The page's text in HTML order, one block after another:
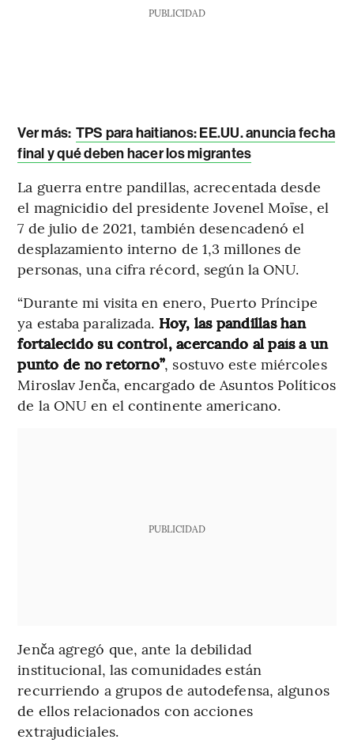
PUBLICIDAD
Ver más: TPS para haitianos: EE.UU. anuncia fecha
final y qué deben hacer los migrantes
La guerra entre pandillas, acrecentada desde
el magnicidio del presidente Jovenel Moïse, el
7 de julio de 2021, también desencadenó el
desplazamiento interno de 1,3 millones de
personas, una cifra récord, según la ONU.
“Durante mi visita en enero, Puerto Príncipe
ya estaba paralizada. Hoy, las pandillas han
fortalecido su control, acercando al país a un
punto de no retorno”, sostuvo este miércoles
Miroslav Jenča, encargado de Asuntos Políticos
de la ONU en el continente americano.
PUBLICIDAD
Jenča agregó que, ante la debilidad
institucional, las comunidades están
recurriendo a grupos de autodefensa, algunos
de ellos relacionados con acciones
extrajudiciales.